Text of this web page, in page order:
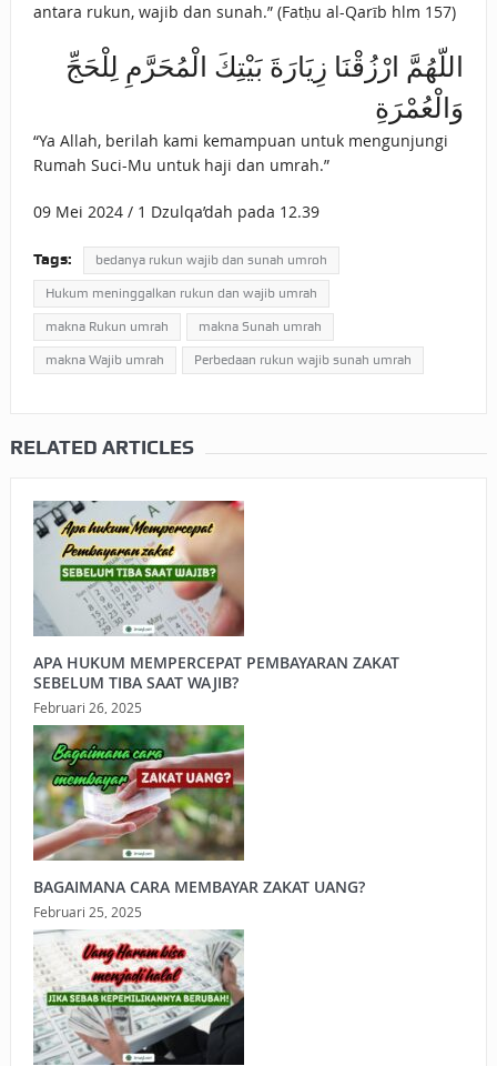
antara rukun, wajib dan sunah.” (Fatḥu al-Qarīb hlm 157)
اللّهُمَّ ارْزُقْنَا زِيَارَةَ بَيْتِكَ الْمُحَرَّمِ لِلْحَجِّ
وَالْعُمْرَةِ
“Ya Allah, berilah kami kemampuan untuk mengunjungi
Rumah Suci-Mu untuk haji dan umrah.”
09 Mei 2024 / 1 Dzulqa’dah pada 12.39
Tags: bedanya rukun wajib dan sunah umroh
Hukum meninggalkan rukun dan wajib umrah
makna Rukun umrah makna Sunah umrah
makna Wajib umrah Perbedaan rukun wajib sunah umrah
RELATED ARTICLES
APA HUKUM MEMPERCEPAT PEMBAYARAN ZAKAT
SEBELUM TIBA SAAT WAJIB?
Februari 26, 2025
BAGAIMANA CARA MEMBAYAR ZAKAT UANG?
Februari 25, 2025